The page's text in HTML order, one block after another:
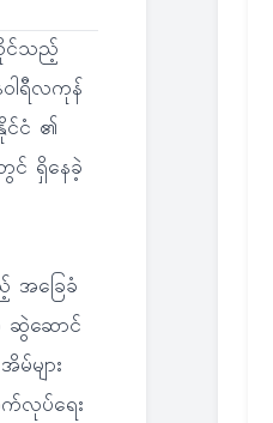
ကိုင်သည့်
ဝါရီလကုန်
င်ငံ ၏
င် ရှိနေခဲ့
အခြေခံ
ဆွဲဆောင်
ျား
လုပ်ရေး